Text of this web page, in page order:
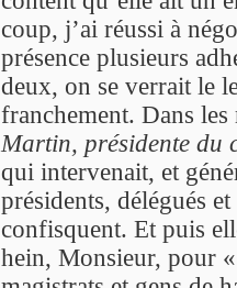
coup, j’ai réussi à
présence plusieurs
deux, on se verrait le
franchement. Dans
Martin, présidente du
qui intervenait, et
présidents, délégués
confisquent. Et puis
hein, Monsieur, pour